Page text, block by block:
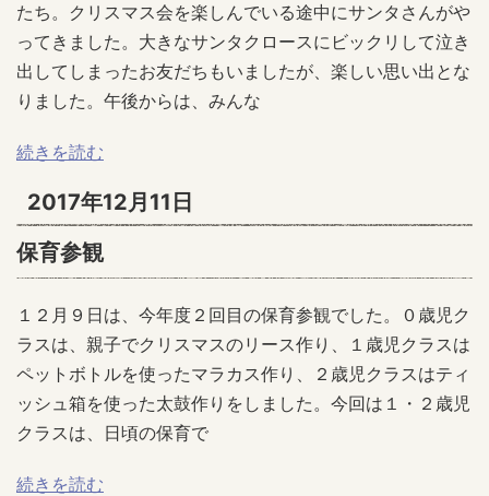
たち。クリスマス会を楽しんでいる途中にサンタさんがや
ってきました。大きなサンタクロースにビックリして泣き
出してしまったお友だちもいましたが、楽しい思い出とな
りました。午後からは、みんな
続きを読む
2017年12月11日
保育参観
１２月９日は、今年度２回目の保育参観でした。０歳児ク
ラスは、親子でクリスマスのリース作り、１歳児クラスは
ペットボトルを使ったマラカス作り、２歳児クラスはティ
ッシュ箱を使った太鼓作りをしました。今回は１・２歳児
クラスは、日頃の保育で
続きを読む